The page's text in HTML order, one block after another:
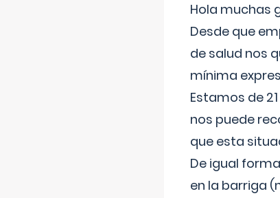
Hola muchas
Desde que
de salud nos
mínima
Estamos de
nos puede
que esta
De igual
en la barriga